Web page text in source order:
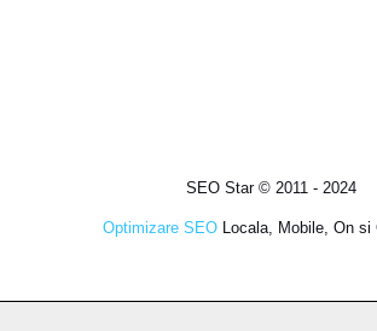
SEO Star © 2011 - 2024
Optimizare SEO Locala, Mobile, On si